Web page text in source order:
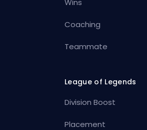
Wins
Coaching
Teammate
League of Legends
Division Boost
Placement